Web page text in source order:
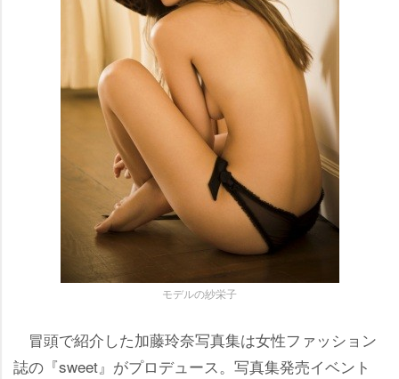
モデルの紗栄子
冒頭で紹介した加藤玲奈写真集は女性ファッション
誌の『sweet』がプロデュース。写真集発売イベント